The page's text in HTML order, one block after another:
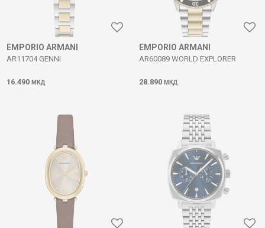
EMPORIO ARMANI
AR11704 GENNI
16.490 МКД
EMPORIO ARMANI
AR60089 WORLD EXPLORER
28.890 МКД